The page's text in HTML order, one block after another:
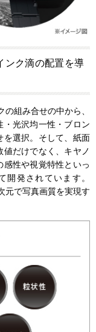
ンク滴の配置を導
組み合せの中から、
光沢均一性・ブロン
を選択。そして、紙面
だけでなく、キヤノ
性や視覚特性といっ
開発されています。
元で写真画質を実現す